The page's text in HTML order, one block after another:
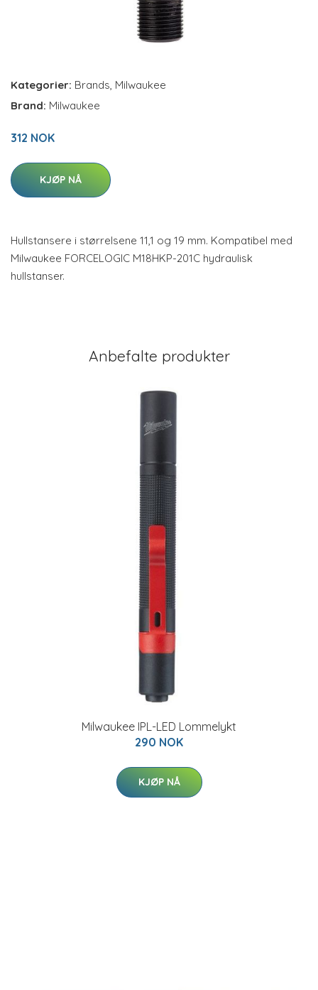
Kategorier: Brands, Milwaukee
Brand: Milwaukee
312 NOK
KJØP NÅ
Hullstansere i størrelsene 11,1 og 19 mm. Kompatibel med
Milwaukee FORCELOGIC M18HKP-201C hydraulisk
hullstanser.
Anbefalte produkter
Milwaukee IPL-LED Lommelykt
290 NOK
KJØP NÅ